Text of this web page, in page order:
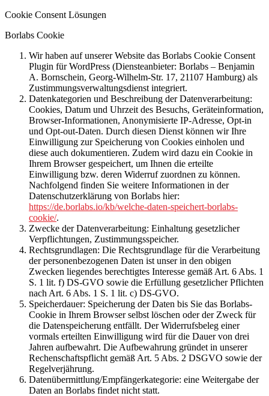
Cookie Consent Lösungen
Borlabs Cookie
Wir haben auf unserer Website das Borlabs Cookie Consent
Plugin für WordPress (Diensteanbieter: Borlabs – Benjamin
A. Bornschein, Georg-Wilhelm-Str. 17, 21107 Hamburg) als
Zustimmungsverwaltungsdienst integriert.
Datenkategorien und Beschreibung der Datenverarbeitung:
Cookies, Datum und Uhrzeit des Besuchs, Geräteinformation,
Browser-Informationen, Anonymisierte IP-Adresse, Opt-in
und Opt-out-Daten. Durch diesen Dienst können wir Ihre
Einwilligung zur Speicherung von Cookies einholen und
diese auch dokumentieren. Zudem wird dazu ein Cookie in
Ihrem Browser gespeichert, um Ihnen die erteilte
Einwilligung bzw. deren Widerruf zuordnen zu können.
Nachfolgend finden Sie weitere Informationen in der
Datenschutzerklärung von Borlabs hier:
https://de.borlabs.io/kb/welche-daten-speichert-borlabs-
cookie/.
Zwecke der Datenverarbeitung: Einhaltung gesetzlicher
Verpflichtungen, Zustimmungsspeicher.
Rechtsgrundlagen: Die Rechtsgrundlage für die Verarbeitung
der personenbezogenen Daten ist unser in den obigen
Zwecken liegendes berechtigtes Interesse gemäß Art. 6 Abs. 1
S. 1 lit. f) DS-GVO sowie die Erfüllung gesetzlicher Pflichten
nach Art. 6 Abs. 1 S. 1 lit. c) DS-GVO.
Speicherdauer: Speicherung der Daten bis Sie das Borlabs-
Cookie in Ihrem Browser selbst löschen oder der Zweck für
die Datenspeicherung entfällt. Der Widerrufsbeleg einer
vormals erteilten Einwilligung wird für die Dauer von drei
Jahren aufbewahrt. Die Aufbewahrung gründet in unserer
Rechenschaftspflicht gemäß Art. 5 Abs. 2 DSGVO sowie der
Regelverjährung.
Datenübermittlung/Empfängerkategorie: eine Weitergabe der
Daten an Borlabs findet nicht statt.